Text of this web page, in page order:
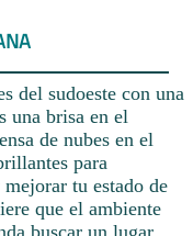
del sudoeste con una
una brisa en el
de nubes en el
para
tu estado de
que el ambiente